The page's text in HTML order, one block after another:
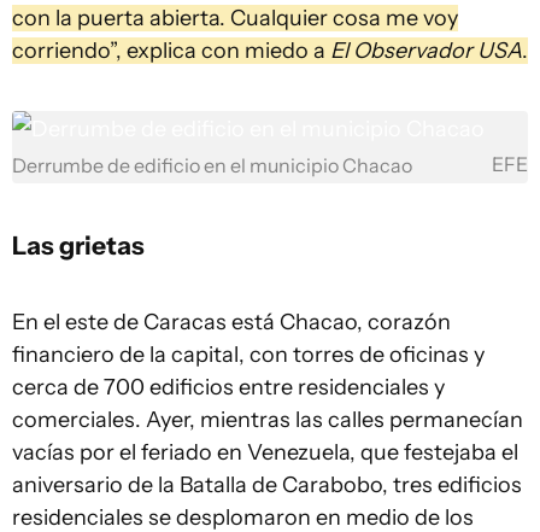
con la puerta abierta. Cualquier cosa me voy
corriendo”, explica con miedo a El Observador USA.
Derrumbe de edificio en el municipio Chacao EFE
Las grietas
En el este de Caracas está Chacao, corazón
financiero de la capital, con torres de oficinas y
cerca de 700 edificios entre residenciales y
comerciales. Ayer, mientras las calles permanecían
vacías por el feriado en Venezuela, que festejaba el
aniversario de la Batalla de Carabobo, tres edificios
residenciales se desplomaron en medio de los